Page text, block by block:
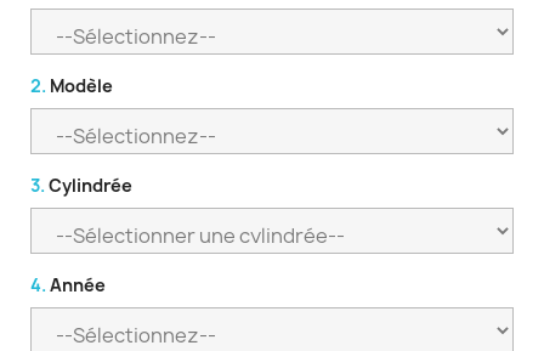
2. Modèle
3. Cylindrée
4. Année